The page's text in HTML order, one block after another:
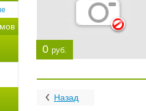
0 руб.
Назад